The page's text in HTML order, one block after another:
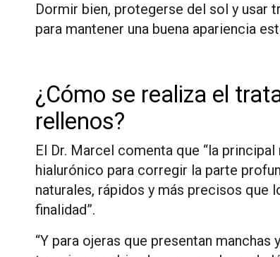
Dormir bien, protegerse del sol y usar
para mantener una buena apariencia
¿Cómo se realiza el
rellenos?
El Dr. Marcel comenta que “la
hialurónico para corregir la parte
naturales, rápidos y más precisos que
finalidad”.
“Y para ojeras que presentan